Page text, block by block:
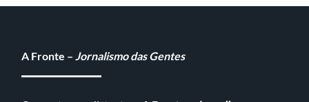
A Fronte – Jornalismo das Gentes